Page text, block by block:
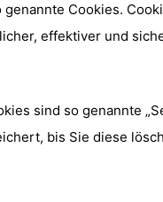
Cookies.
effektiver und
sind so genannte
bis Sie diese